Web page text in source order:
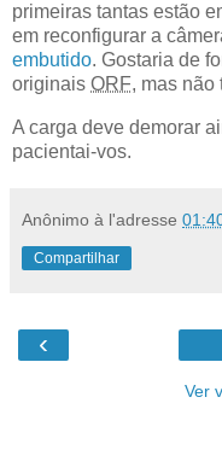
primeiras tantas estão
em reconfigurar a
embutido. Gostaria de
originais ORF, mas não
A carga deve demorar
pacientai-vos.
Anônimo à l'adresse
Compartilhar
‹
Ver